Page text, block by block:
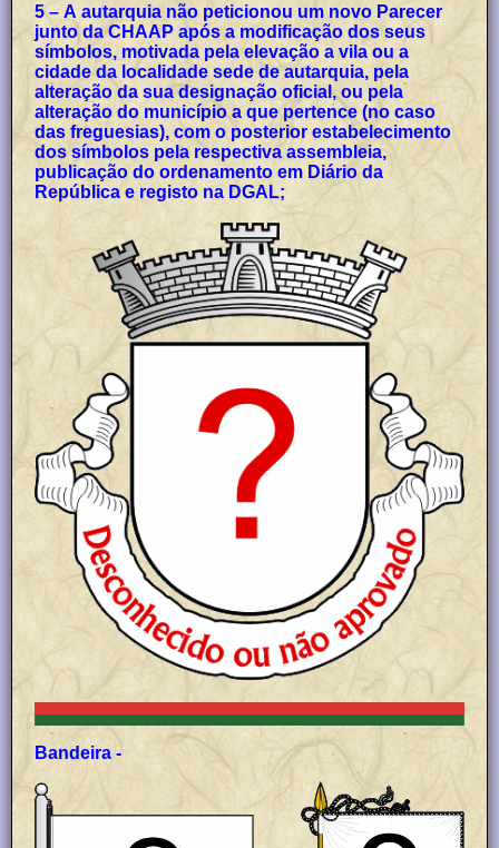
5 – A autarquia não peticionou um novo Parecer
junto da CHAAP após a modificação dos seus
símbolos, motivada pela elevação a vila ou a
cidade da localidade sede de autarquia, pela
alteração da sua designação oficial, ou pela
alteração do município a que pertence (no caso
das freguesias), com o posterior estabelecimento
dos símbolos pela respectiva assembleia,
publicação do ordenamento em Diário da
República e registo na DGAL;
Bandeira -